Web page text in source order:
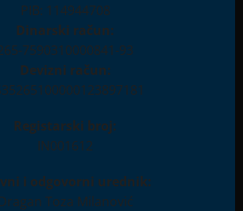
PIB: 114944708
Dinarski račun:
7590310000841-93
Devizni račun:
Registarski broj:
IN001612
i odgovorni urednik:
Dragan Toza Milanović